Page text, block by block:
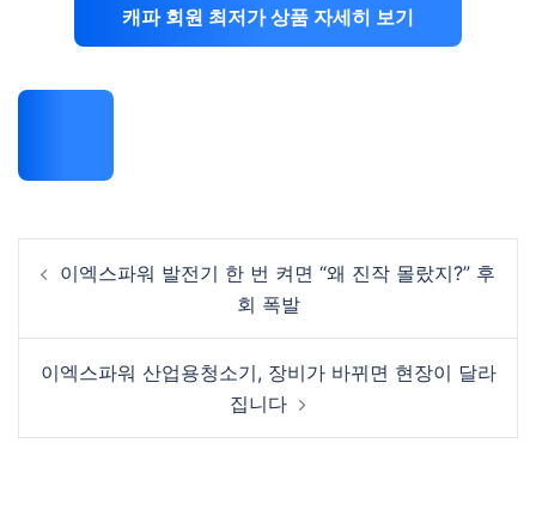
캐파 회원 최저가 상품 자세히 보기
navigation
이엑스파워 발전기 한 번 켜면 “왜 진작 몰랐지?” 후
회 폭발
이엑스파워 산업용청소기, 장비가 바뀌면 현장이 달라
집니다